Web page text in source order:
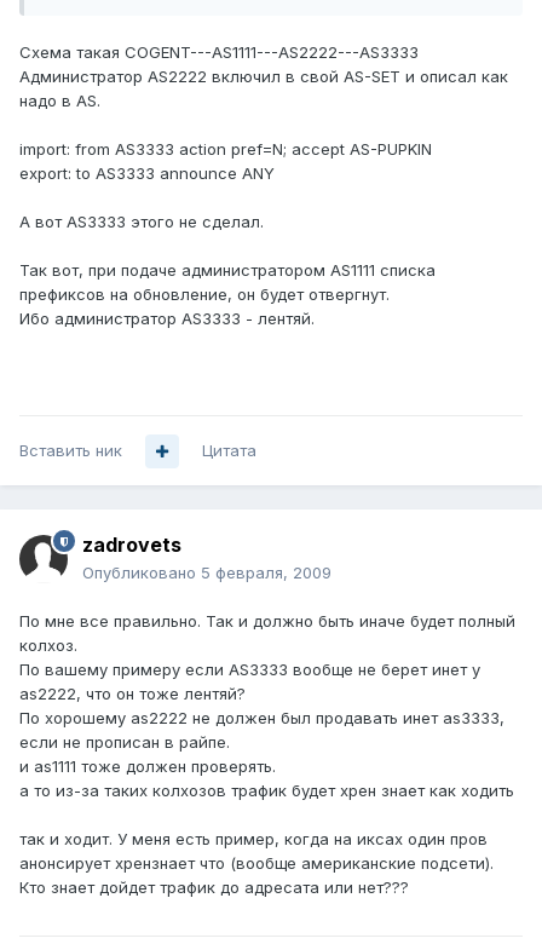
Схема такая COGENT---AS1111---AS2222---AS3333
Администратор AS2222 включил в свой AS-SET и описал как
надо в AS.
import: from AS3333 action pref=N; accept AS-PUPKIN
export: to AS3333 announce ANY
А вот AS3333 этого не сделал.
Так вот, при подаче администратором AS1111 списка
префиксов на обновление, он будет отвергнут.
Ибо администратор AS3333 - лентяй.
Вставить ник Цитата
zadrovets
Опубликовано 5 февраля, 2009
По мне все правильно. Так и должно быть иначе будет полный
колхоз.
По вашему примеру если AS3333 вообще не берет инет у
as2222, что он тоже лентяй?
По хорошему as2222 не должен был продавать инет as3333,
если не прописан в райпе.
и as1111 тоже должен проверять.
а то из-за таких колхозов трафик будет хрен знает как ходить
так и ходит. У меня есть пример, когда на иксах один пров
анонсирует хрензнает что (вообще американские подсети).
Кто знает дойдет трафик до адресата или нет???